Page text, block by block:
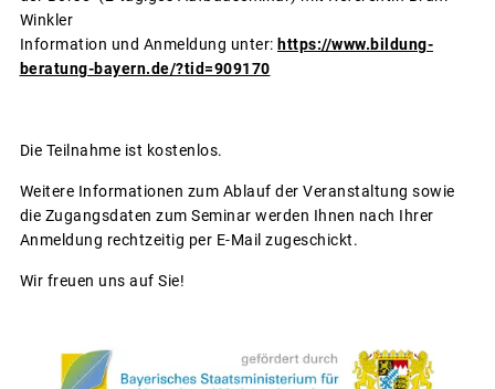
Winkler
Information und Anmeldung unter: https://www.bildung-
beratung-bayern.de/?tid=909170
Die Teilnahme ist kostenlos.
Weitere Informationen zum Ablauf der Veranstaltung sowie
die Zugangsdaten zum Seminar werden Ihnen nach Ihrer
Anmeldung rechtzeitig per E-Mail zugeschickt.
Wir freuen uns auf Sie!